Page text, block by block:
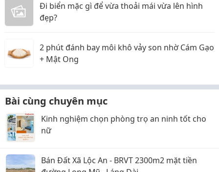
Đi biển mặc gì để vừa thoải mái vừa lên hình
đẹp?
2 phút đánh bay môi khô vảy son nhờ Cám Gạo
+ Mật Ong
Bài cùng chuyên mục
Kinh nghiệm chọn phòng trọ an ninh tốt cho
nữ
Bán Đất Xã Lộc An - BRVT 2300m2 mặt tiền